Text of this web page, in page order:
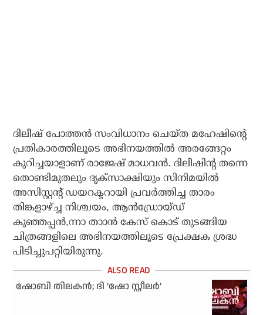
ദിലീഷ് പോത്തന്‍ സംവിധാനം ചെയ്ത മഹേഷിന്റെ
പ്രതികാരത്തിലൂടെ അഭിനയത്തില്‍ അരങ്ങേറ്റം
കുറിച്ചയാളാണ് രാജേഷ് മാധവന്‍. ദിലീഷിന്റ തന്നെ
തൊണ്ടിമുതലും ദൃക്‌സാക്ഷിയും സിനിമയില്‍
അസിസ്റ്റന്റ് ഡയറക്ടറായി പ്രവര്‍ത്തിച്ച താരം
തിങ്കളാഴ്ച്ച നിശ്ചയം, ആന്‍ഡ്രോയ്ഡ്
കുഞ്ഞപ്പന്‍,ന്നാ താാന്‍ കേസ് കൊട് തുടങ്ങിയ
ചിത്രങ്ങളിലെ അഭിനയത്തിലൂടെ പ്രേക്ഷക ശ്രദ്ധ
പിടിച്ചുപറ്റിയിരുന്നു.
ഷോബി തിലകന്‍; ദി ‘ഷോ സ്റ്റീലര്‍’